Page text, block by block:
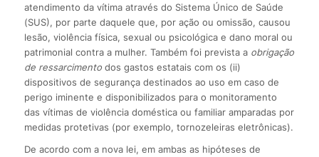
atendimento da vítima através do Sistema Único de Saúde
(SUS), por parte daquele que, por ação ou omissão, causou
lesão, violência física, sexual ou psicológica e dano moral ou
patrimonial contra a mulher. Também foi prevista a obrigação
de ressarcimento dos gastos estatais com os (ii)
dispositivos de segurança destinados ao uso em caso de
perigo iminente e disponibilizados para o monitoramento
das vítimas de violência doméstica ou familiar amparadas por
medidas protetivas (por exemplo, tornozeleiras eletrônicas).
De acordo com a nova lei, em ambas as hipóteses de